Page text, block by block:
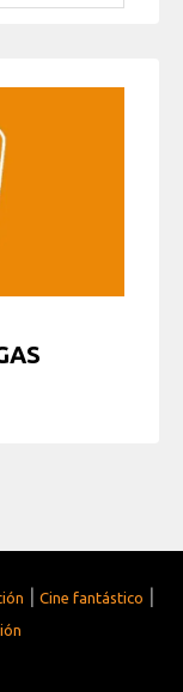
| Cine fantástico |